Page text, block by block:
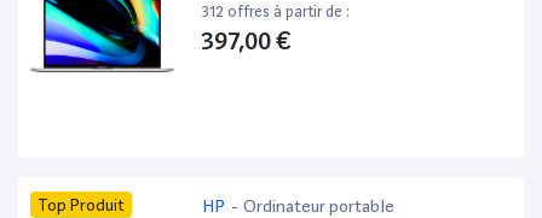
312 offres à partir de :
397,00 €
Top Produit HP - Ordinateur portable